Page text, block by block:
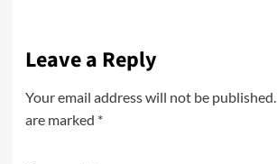
Leave a Reply
Your email address will not be published.
are marked *